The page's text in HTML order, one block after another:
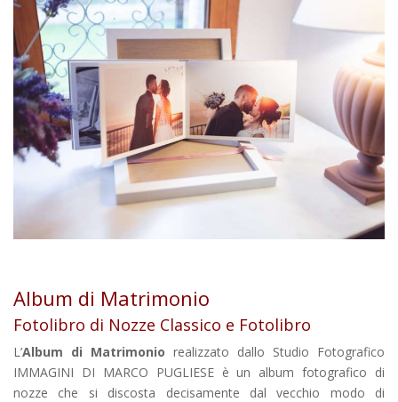
Album di Matrimonio
Fotolibro di Nozze Classico e Fotolibro
L’Album di Matrimonio realizzato dallo Studio Fotografico
IMMAGINI DI MARCO PUGLIESE è un album fotografico di
nozze che si discosta decisamente dal vecchio modo di